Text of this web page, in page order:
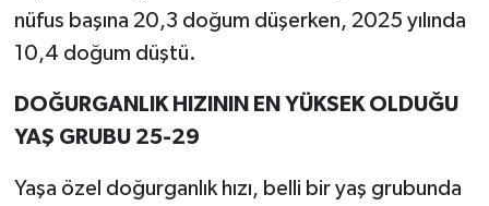
nüfus başına 20,3 doğum düşerken, 2025 yılında
10,4 doğum düştü.
DOĞURGANLIK HIZININ EN YÜKSEK OLDUĞU
YAŞ GRUBU 25-29
Yaşa özel doğurganlık hızı, belli bir yaş grubunda